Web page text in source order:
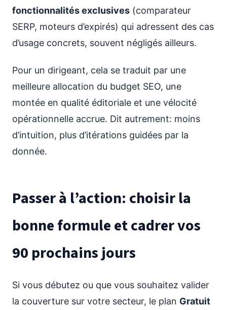
fonctionnalités exclusives (comparateur
SERP, moteurs d’expirés) qui adressent des cas
d’usage concrets, souvent négligés ailleurs.
Pour un dirigeant, cela se traduit par une
meilleure allocation du budget SEO, une
montée en qualité éditoriale et une vélocité
opérationnelle accrue. Dit autrement: moins
d’intuition, plus d’itérations guidées par la
donnée.
Passer à l’action: choisir la
bonne formule et cadrer vos
90 prochains jours
Si vous débutez ou que vous souhaitez valider
la couverture sur votre secteur, le plan Gratuit